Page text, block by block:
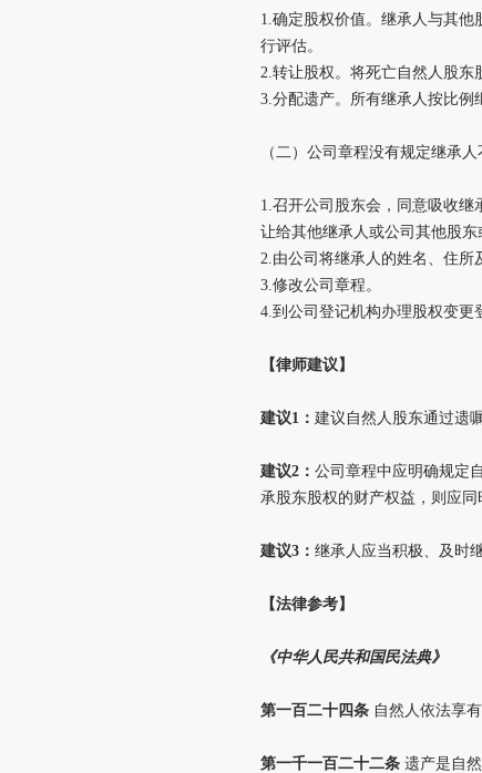
1.确定股权价值。继承人与其
行评估。
2.转让股权。将死亡自然人股东
3.分配遗产。所有继承人按比例
（二）公司章程没有规定继承
1.召开公司股东会，同意吸收
让给其他继承人或公司其他股东
2.由公司将继承人的姓名、住所
3.修改公司章程。
4.到公司登记机构办理股权变更
【律师建议】
建议1： 建议自然人股东通过遗
建议2： 公司章程中应明确规定
承股东股权的财产权益，则应
建议3： 继承人应当积极、及时
【法律参考】
《中华人民共和国民法典》
第一百二十四条 自然人依法享
第一千一百二十二条 遗产是自